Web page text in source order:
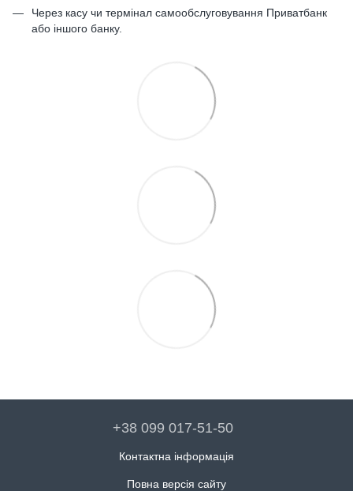
Через касу чи термінал самообслуговування Приватбанк
або іншого банку.
+38 099 017-51-50
Контактна інформація
Повна версія сайту